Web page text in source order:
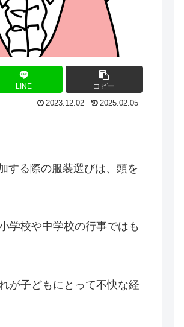
LINE コピー
2023.12.02 2025.02.05
する際の服装選びは、頭を
学校や中学校の行事ではも
が子どもにとって不快な経